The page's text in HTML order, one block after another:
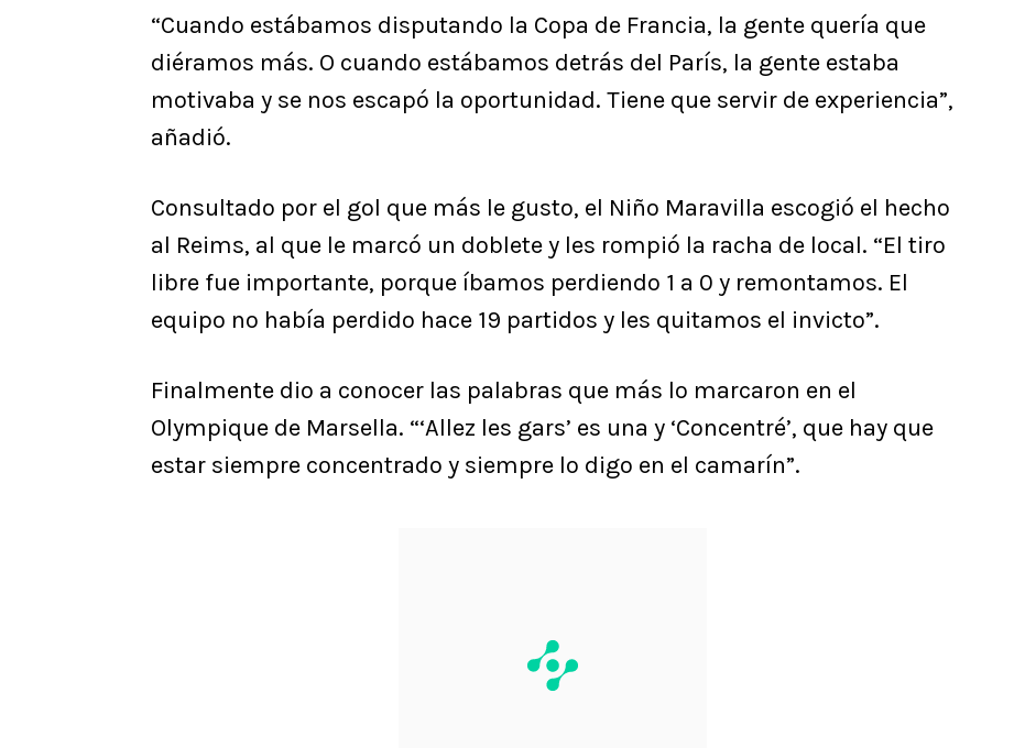
“Cuando estábamos disputando la Copa de Francia, la gente quería que
diéramos más. O cuando estábamos detrás del París, la gente estaba
motivaba y se nos escapó la oportunidad. Tiene que servir de experiencia”,
añadió.
Consultado por el gol que más le gusto, el Niño Maravilla escogió el hecho
al Reims, al que le marcó un doblete y les rompió la racha de local. “El tiro
libre fue importante, porque íbamos perdiendo 1 a 0 y remontamos. El
equipo no había perdido hace 19 partidos y les quitamos el invicto”.
Finalmente dio a conocer las palabras que más lo marcaron en el
Olympique de Marsella. “‘Allez les gars’ es una y ‘Concentré’, que hay que
estar siempre concentrado y siempre lo digo en el camarín”.